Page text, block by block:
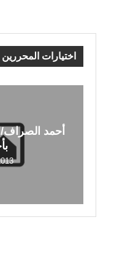
اختيارات المحررين
أحمد الصراف/